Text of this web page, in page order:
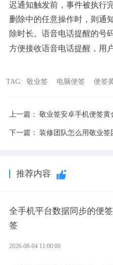
迟通知触发前，事件被执行
删除中的任意操作时，则通
除时长。语音电话提醒的
方便接收语音电话提醒，用
TAG: 敬业签 电脑便签 便签
上一篇： 敬业签安卓手机便签黄
下一篇： 装修团队怎么用敬业签
推荐内容
全手机平台数据同步的便
签
2026-08-04 11:00:00